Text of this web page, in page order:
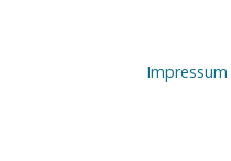
Impressum